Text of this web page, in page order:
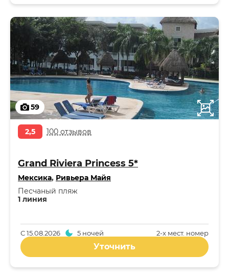
59
2,5 100 отзывов
Grand Riviera Princess 5*
Мексика, Ривьера Майя
1 линия
Песчаный пляж
2-x мест. номер
С15.08.2026 5 ночей
Уточнить